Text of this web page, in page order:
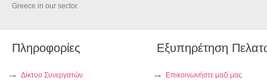
Greece in our sector.
Πληροφορίες
Δίκτυο Συνεργατών
Εξυπηρέτηση
Επικοινωνήστε μαζί μας